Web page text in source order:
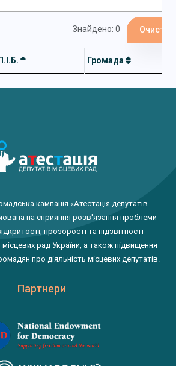
Знайдено: 0
П.І.Б. Громада
кампанія «Атестація депутатів
на сприяння розв'язання проблеми
прозорості та підзвітності
рад України, а також підвищення
про діяльність місцевих депутатів.
Партнери